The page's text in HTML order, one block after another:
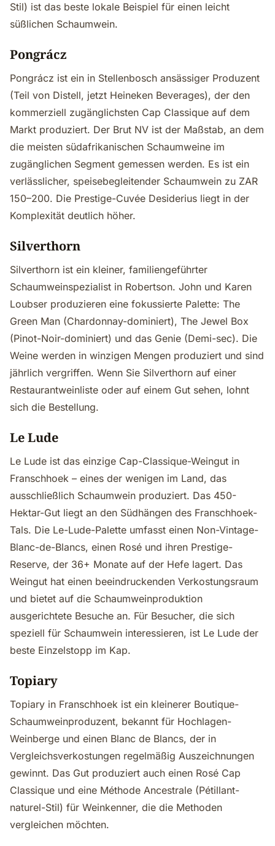
Stil) ist das beste lokale Beispiel für einen leicht
süßlichen Schaumwein.
Pongrácz
Pongrácz ist ein in Stellenbosch ansässiger Produzent
(Teil von Distell, jetzt Heineken Beverages), der den
kommerziell zugänglichsten Cap Classique auf dem
Markt produziert. Der Brut NV ist der Maßstab, an dem
die meisten südafrikanischen Schaumweine im
zugänglichen Segment gemessen werden. Es ist ein
verlässlicher, speisebegleitender Schaumwein zu ZAR
150–200. Die Prestige-Cuvée Desiderius liegt in der
Komplexität deutlich höher.
Silverthorn
Silverthorn ist ein kleiner, familiengeführter
Schaumweinspezialist in Robertson. John und Karen
Loubser produzieren eine fokussierte Palette: The
Green Man (Chardonnay-dominiert), The Jewel Box
(Pinot-Noir-dominiert) und das Genie (Demi-sec). Die
Weine werden in winzigen Mengen produziert und sind
jährlich vergriffen. Wenn Sie Silverthorn auf einer
Restaurantweinliste oder auf einem Gut sehen, lohnt
sich die Bestellung.
Le Lude
Le Lude ist das einzige Cap-Classique-Weingut in
Franschhoek – eines der wenigen im Land, das
ausschließlich Schaumwein produziert. Das 450-
Hektar-Gut liegt an den Südhängen des Franschhoek-
Tals. Die Le-Lude-Palette umfasst einen Non-Vintage-
Blanc-de-Blancs, einen Rosé und ihren Prestige-
Reserve, der 36+ Monate auf der Hefe lagert. Das
Weingut hat einen beeindruckenden Verkostungsraum
und bietet auf die Schaumweinproduktion
ausgerichtete Besuche an. Für Besucher, die sich
speziell für Schaumwein interessieren, ist Le Lude der
beste Einzelstopp im Kap.
Topiary
Topiary in Franschhoek ist ein kleinerer Boutique-
Schaumweinproduzent, bekannt für Hochlagen-
Weinberge und einen Blanc de Blancs, der in
Vergleichsverkostungen regelmäßig Auszeichnungen
gewinnt. Das Gut produziert auch einen Rosé Cap
Classique und eine Méthode Ancestrale (Pétillant-
naturel-Stil) für Weinkenner, die die Methoden
vergleichen möchten.